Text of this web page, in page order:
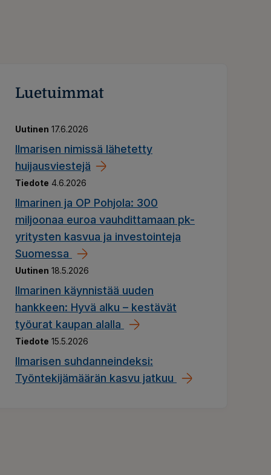
Luetuimmat
Uutinen 17.6.2026
​​Ilmarisen nimissä lähetetty
huijausviestejä​
Tiedote 4.6.2026
Ilmarinen ja OP Pohjola: 300
miljoonaa euroa vauhdittamaan pk-
yritysten kasvua ja investointeja
Suomessa
Uutinen 18.5.2026
Ilmarinen käynnistää uuden
hankkeen: Hyvä alku – kestävät
työurat kaupan alalla
Tiedote 15.5.2026
Ilmarisen suhdanneindeksi:
Työntekijämäärän kasvu jatkuu